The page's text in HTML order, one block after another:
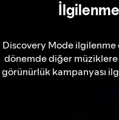
İlgilenme
Discovery Mode ilgilenme
dönemde diğer müziklere
görünürlük kampanyası